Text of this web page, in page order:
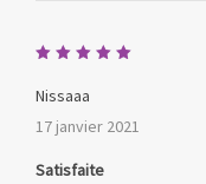
sur 5
Nissaaa
17 janvier 2021
Satisfaite